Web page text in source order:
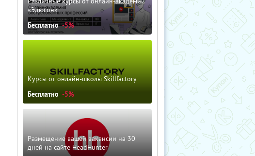
«Эдюсон»
Бесплатно -5%
Курсы от онлайн-школы Skillfactory
Бесплатно -5%
Размещение вашей вакансии на 30
дней на сайте HeadHunter